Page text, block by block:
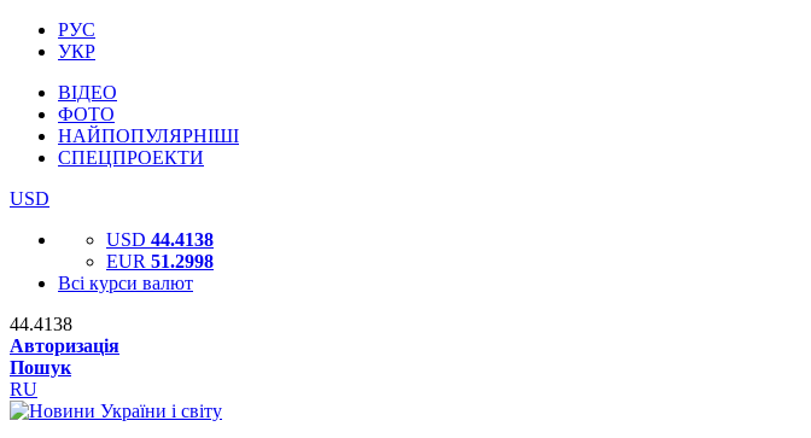
РУС
УКР
ВІДЕО
ФОТО
НАЙПОПУЛЯРНІШІ
СПЕЦПРОЕКТИ
USD
USD 44.4138
EUR 51.2998
Всі курси валют
44.4138
Авторизація
Пошук
RU